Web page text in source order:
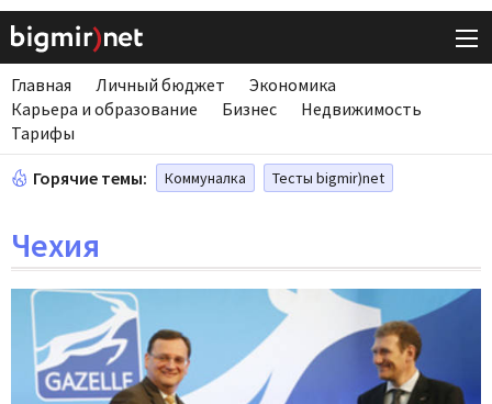
Главная Личный бюджет
Экономика
Карьера и образование
Бизнес
Недвижимость
Тарифы
Горячие темы: Коммуналка Тесты bigmir)net
Чехия